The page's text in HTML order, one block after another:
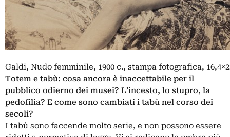
Galdi, Nudo femminile, 1900 c., stampa fotografica,
Totem e tabù: cosa ancora è inaccettabile per il
pubblico odierno dei musei? L’incesto, lo stupro, la
pedofilia? E come sono cambiati i tabù nel corso dei
secoli?
I tabù sono faccende molto serie, e non possono essere